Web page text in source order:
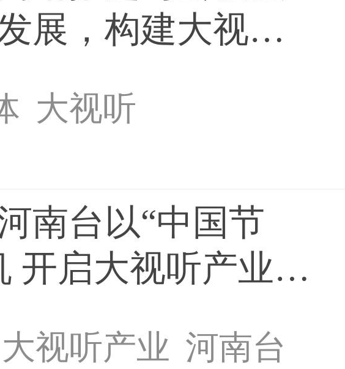
广电媒体
电视局
展，构建大视听
大视听
络
南台以“中国节
开启大视听产业
大视听产业 河南台